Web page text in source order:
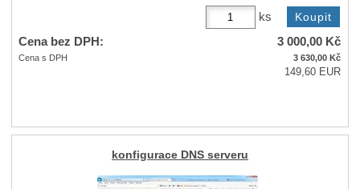
ks
Cena bez DPH: 3 000,00 Kč
Cena s DPH 3 630,00Kč
149,60 EUR
konfigurace DNS serveru